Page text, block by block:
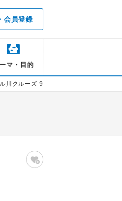
会員登録
マ・目的
川クルーズ 9日間